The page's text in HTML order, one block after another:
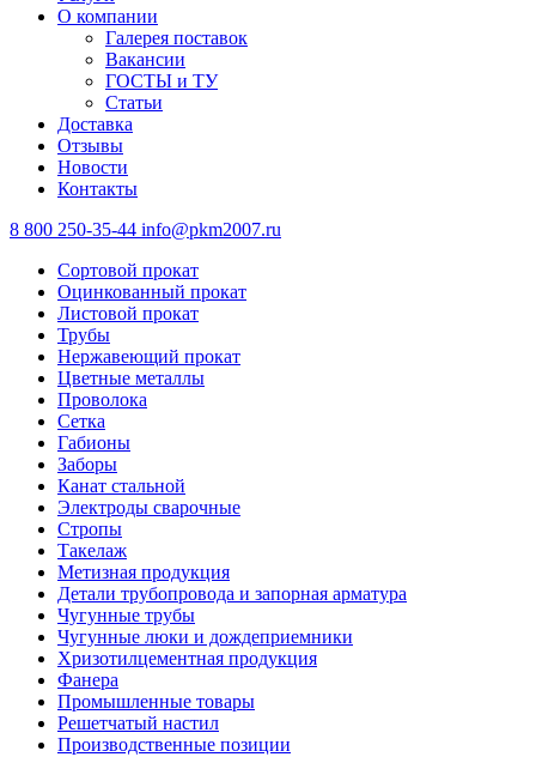
О компании
Галерея поставок
Вакансии
ГОСТЫ и ТУ
Статьи
Доставка
Отзывы
Новости
Контакты
8 800 250-35-44 info@pkm2007.ru
Сортовой прокат
Оцинкованный прокат
Листовой прокат
Трубы
Нержавеющий прокат
Цветные металлы
Проволока
Сетка
Габионы
Заборы
Канат стальной
Электроды сварочные
Стропы
Такелаж
Метизная продукция
Детали трубопровода и запорная арматура
Чугунные трубы
Чугунные люки и дождеприемники
Хризотилцементная продукция
Фанера
Промышленные товары
Решетчатый настил
Производственные позиции